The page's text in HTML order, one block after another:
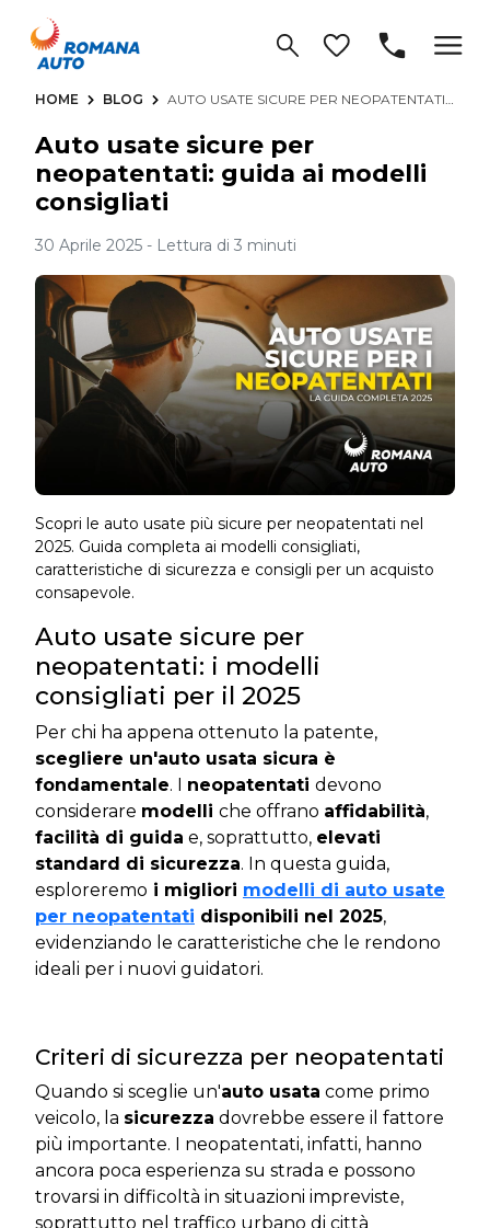
HOME BLOG AUTO USATE SICURE PER NEOPATENTATI: GUIDA AI MODELLI CONSIGLIATI
Auto usate sicure per
neopatentati: guida ai modelli
consigliati
30 Aprile 2025 - Lettura di 3 minuti
Scopri le auto usate più sicure per neopatentati nel
2025. Guida completa ai modelli consigliati,
caratteristiche di sicurezza e consigli per un acquisto
consapevole.
Auto usate sicure per
neopatentati: i modelli
consigliati per il 2025
Per chi ha appena ottenuto la patente,
scegliere un'auto usata sicura è
fondamentale. I neopatentati devono
considerare modelli che offrano affidabilità,
facilità di guida e, soprattutto, elevati
standard di sicurezza. In questa guida,
esploreremo i migliori modelli di auto usate
per neopatentati disponibili nel 2025,
evidenziando le caratteristiche che le rendono
ideali per i nuovi guidatori.
Criteri di sicurezza per neopatentati
Quando si sceglie un'auto usata come primo
veicolo, la sicurezza dovrebbe essere il fattore
più importante. I neopatentati, infatti, hanno
ancora poca esperienza su strada e possono
trovarsi in difficoltà in situazioni impreviste,
soprattutto nel traffico urbano di città